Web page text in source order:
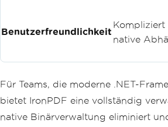
Benutzerfreundlichkeit
Kompliziert
native
Für Teams, die moderne .NET-
bietet IronPDF eine vollständig
native Binärverwaltung eliminiert